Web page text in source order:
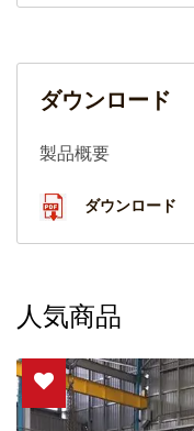
ダウンロード
製品概要
ダウンロード
人気商品